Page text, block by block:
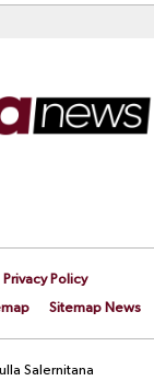
Privacy Policy
Sitemap News
Salernitana